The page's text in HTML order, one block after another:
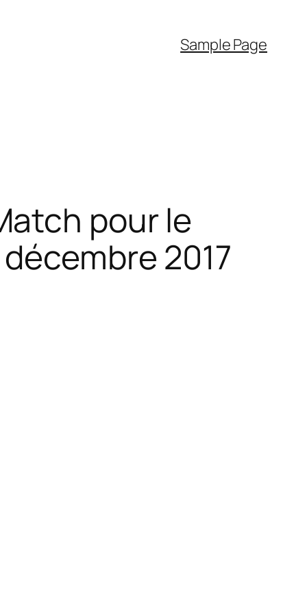
Sample Page
pour le
2017